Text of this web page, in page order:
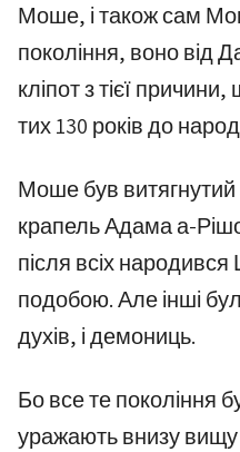
Моше, і також сам
покоління, воно від
кліпот з тієї
тих 130 років до
Моше був витягнутий
крапель Адама а-
після всіх
подобою. Але інші
духів, і демониць.
Бо все те покоління
уражають внизу вищу